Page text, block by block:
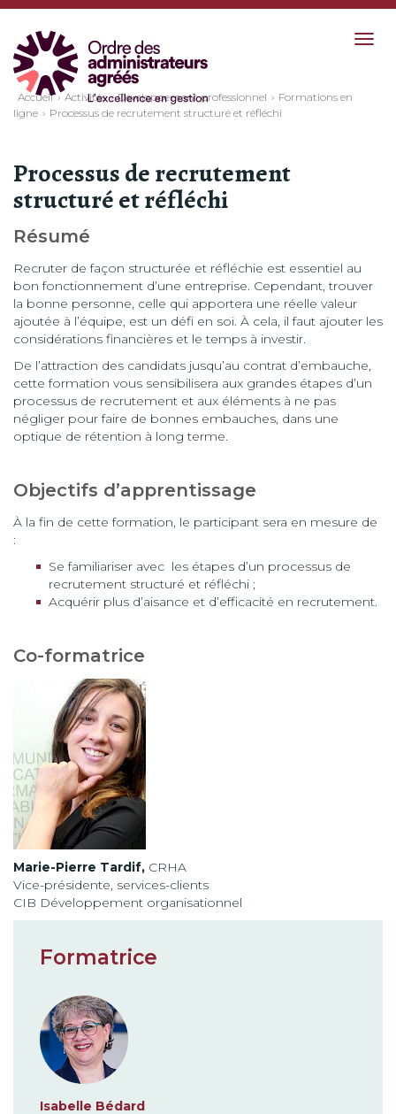
Accueil Activités Développement professionnel
Formations en
ligne
Processus de recrutement structuré et réfléchi
Processus de recrutement
structuré et réfléchi
Résumé
Recruter de façon structurée et réfléchie est essentiel au
bon fonctionnement d’une entreprise. Cependant, trouver
la bonne personne, celle qui apportera une réelle valeur
ajoutée à l’équipe, est un défi en soi. À cela, il faut ajouter les
considérations financières et le temps à investir.
De l’attraction des candidats jusqu’au contrat d’embauche,
cette formation vous sensibilisera aux grandes étapes d’un
processus de recrutement et aux éléments à ne pas
négliger pour faire de bonnes embauches, dans une
optique de rétention à long terme.
Objectifs d’apprentissage
À la fin de cette formation, le participant sera en mesure de
:
Se familiariser avec les étapes d’un processus de
recrutement structuré et réfléchi ;
Acquérir plus d’aisance et d’efficacité en recrutement.
Co-formatrice
Marie-Pierre Tardif, CRHA
Vice-présidente, services-clients
CIB Développement organisationnel
Formatrice
Isabelle Bédard